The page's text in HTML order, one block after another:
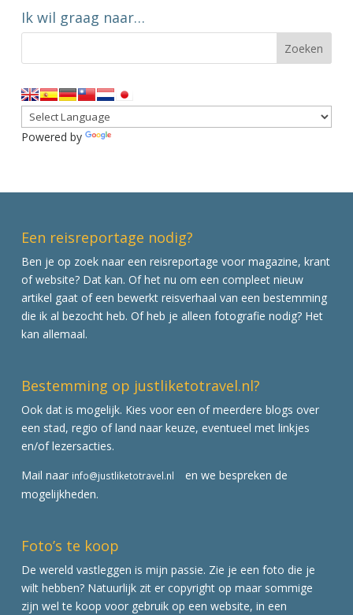
Ik wil graag naar…
Powered by
Een reisreportage nodig?
Ben je op zoek naar een reisreportage voor magazine, krant
of website? Dat kan. Of het nu om een compleet nieuw
artikel gaat of een bewerkt reisverhaal van een bestemming
die ik al bezocht heb. Of heb je alleen fotografie nodig? Het
kan allemaal.
Bestemming op justliketotravel.nl?
Ook dat is mogelijk. Kies voor een of meerdere blogs over
een stad, regio of land naar keuze, eventueel met linkjes
en/of lezersacties.
Mail naar info@justliketotravel.nl
en we bespreken de
mogelijkheden.
Foto’s te koop
De wereld vastleggen is mijn passie. Zie je een foto die je
wilt hebben? Natuurlijk zit er copyright op maar sommige
zijn wel te koop voor gebruik op een website, in een